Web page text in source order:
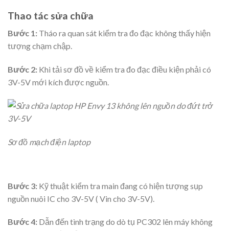
Thao tác sửa chữa
Bước 1: Tháo ra quan sát kiểm tra đo đạc không thấy hiện
tượng chạm chập.
Bước 2: Khi tải sơ đồ về kiểm tra đo đạc điều kiện phải có
3V-5V mới kích được nguồn.
Sơ đồ mạch điện laptop
Bước 3: Kỹ thuật kiểm tra main đang có hiện tượng sụp
nguồn nuôi IC cho 3V-5V ( Vin cho 3V-5V).
Bước 4: Dẫn đến tình trạng do dò tụ PC302 lên máy không